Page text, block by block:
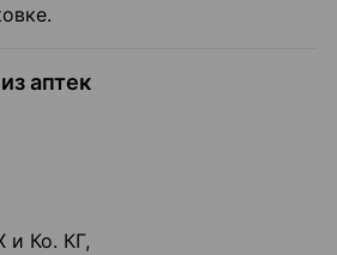
аптек
и Ко. КГ,